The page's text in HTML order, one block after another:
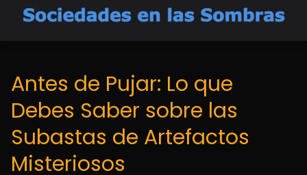
Antes de Pujar: Lo que
Debes Saber sobre las
Subastas de Artefactos
Misteriosos